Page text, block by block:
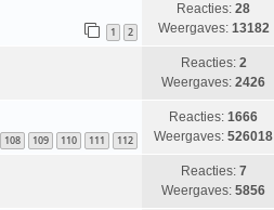
1 2
Reacties: 28
Weergaves: 13182
Reacties: 2
Weergaves: 2426
108 109 110 111 112
Reacties: 1666
Weergaves: 526018
Reacties: 7
Weergaves: 5856